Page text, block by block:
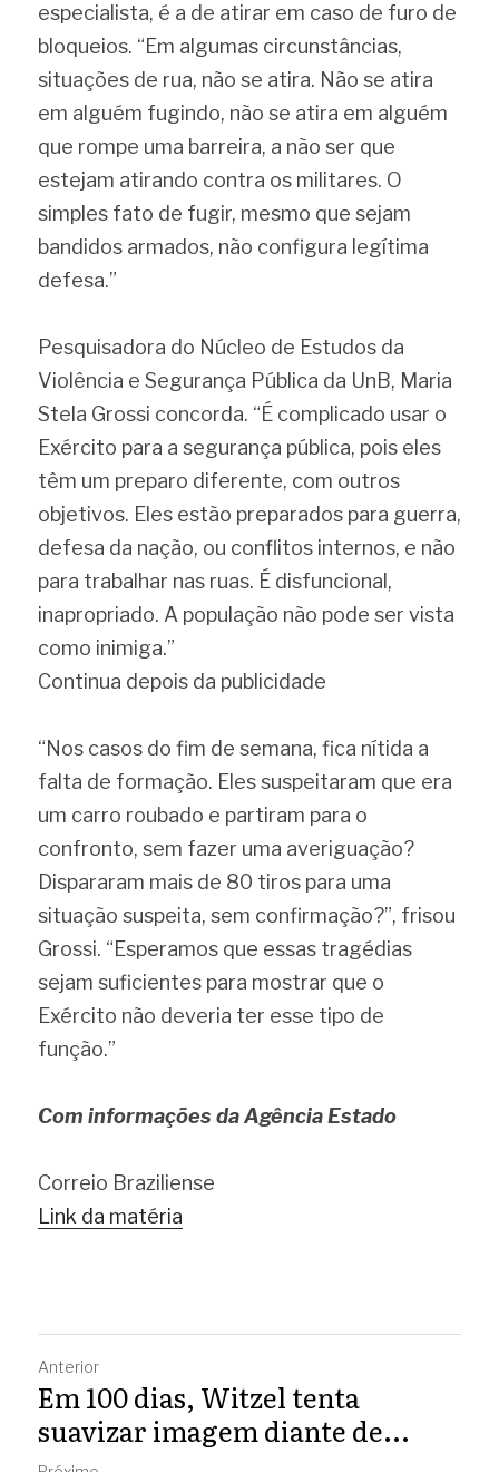
especialista, é a de atirar em caso de furo de
bloqueios. “Em algumas circunstâncias,
situações de rua, não se atira. Não se atira
em alguém fugindo, não se atira em alguém
que rompe uma barreira, a não ser que
estejam atirando contra os militares. O
simples fato de fugir, mesmo que sejam
bandidos armados, não configura legítima
defesa.”
Pesquisadora do Núcleo de Estudos da
Violência e Segurança Pública da UnB, Maria
Stela Grossi concorda. “É complicado usar o
Exército para a segurança pública, pois eles
têm um preparo diferente, com outros
objetivos. Eles estão preparados para guerra,
defesa da nação, ou conflitos internos, e não
para trabalhar nas ruas. É disfuncional,
inapropriado. A população não pode ser vista
como inimiga.”
Continua depois da publicidade
“Nos casos do fim de semana, fica nítida a
falta de formação. Eles suspeitaram que era
um carro roubado e partiram para o
confronto, sem fazer uma averiguação?
Dispararam mais de 80 tiros para uma
situação suspeita, sem confirmação?”, frisou
Grossi. “Esperamos que essas tragédias
sejam suficientes para mostrar que o
Exército não deveria ter esse tipo de
função.”
Com informações da Agência Estado
Correio Braziliense
Link da matéria
Anterior
Em 100 dias, Witzel tenta
suavizar imagem diante de...